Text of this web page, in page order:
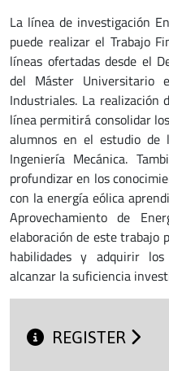
La línea de investigación
puede realizar el Trabajo
líneas ofertadas desde el
del Máster Universitario
Industriales. La realización
línea permitirá consolidar
alumnos en el estudio de
Ingeniería Mecánica.
profundizar en los
con la energía eólica
Aprovechamiento de
elaboración de este trabajo
habilidades y adquirir los
alcanzar la suficiencia
REGISTER